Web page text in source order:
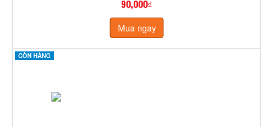
90,000₫
Mua ngay
CÒN HÀNG